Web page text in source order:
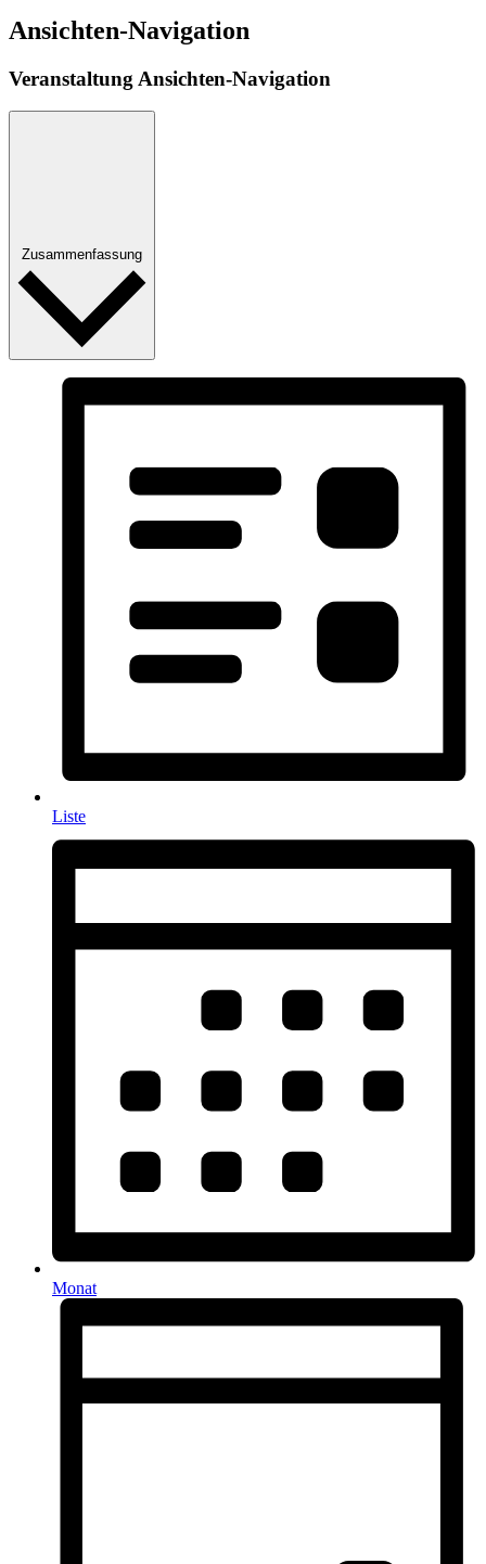
Ansichten-Navigation
Veranstaltung Ansichten-Navigation
Zusammenfassung
Liste
Monat